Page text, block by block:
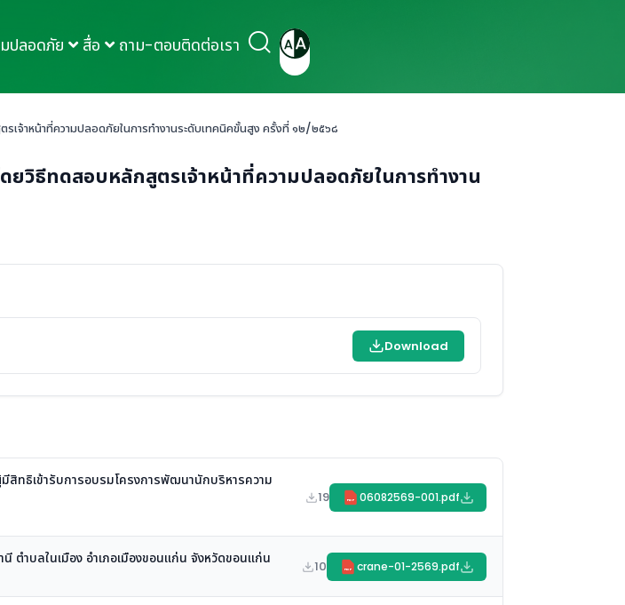
ปลอดภัย สื่อ ถาม-ตอบติดต่อเรา
เจ้าหน้าที่ความปลอดภัยในการทำงานระดับเทคนิคขั้นสูง ครั้งที่ ๑๒/๒๕๖๘
ยวิธีทดสอบหลักสูตรเจ้าหน้าที่ความปลอดภัยในการทำงาน
Download
สิทธิเข้ารับการอบรมโครงการพัฒนานักบริหารความ
19 PDF 06082569-001.pdf
ตำบลในเมือง อำเภอเมืองขอนแก่น จังหวัดขอนแก่น 10 PDF crane-01-2569.pdf